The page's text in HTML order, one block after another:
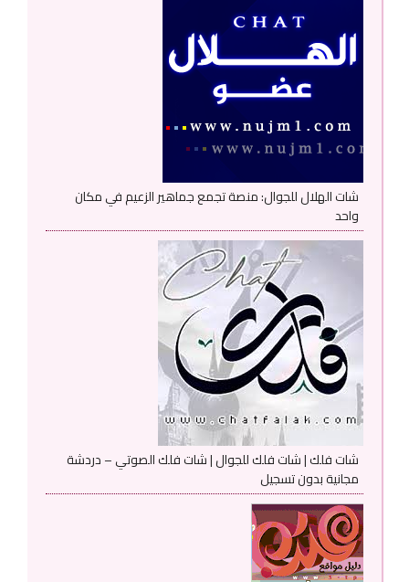
شات الهلال للجوال: منصة تجمع جماهير الزعيم في مكان
واحد
شات فلك | شات فلك للجوال | شات فلك الصوتي – دردشة
مجانية بدون تسجيل